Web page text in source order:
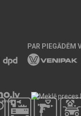
PAR PIEGĀDĒM